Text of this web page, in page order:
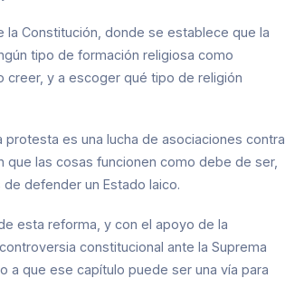
la Constitución, donde se establece que la
tipo de formación religiosa como
creer, y a escoger qué tipo de religión
es una lucha de asociaciones contra
las cosas funcionen como debe de ser,
defender un Estado laico.
esta reforma, y con el apoyo de la
constitucional ante la Suprema
a que ese capítulo puede ser una vía para